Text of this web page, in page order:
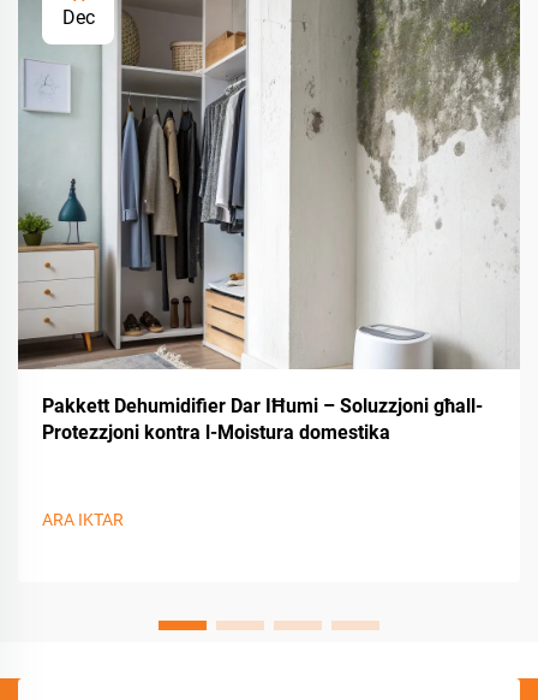
Dec
Pakkett Dehumidifier Dar IĦumi – Soluzzjoni għall-
Protezzjoni kontra l-Moistura domestika
ARA IKTAR